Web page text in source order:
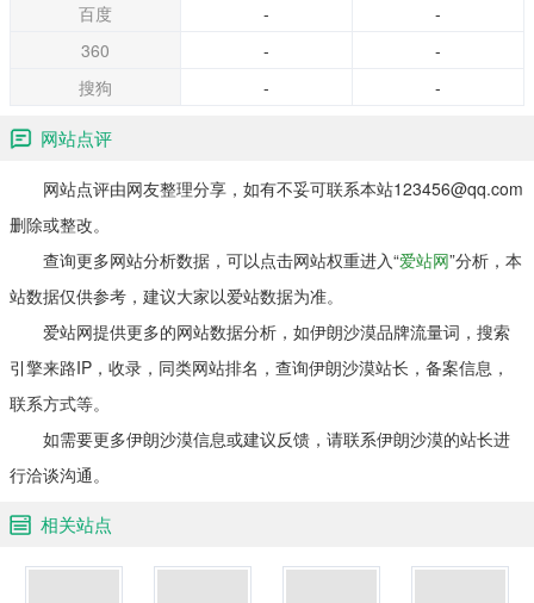
百度
-
-
360
-
-
搜狗
- -
网站点评
网站点评由网友整理分享，如有不妥可联系本站123456@qq.com
删除或整改。
查询更多网站分析数据，可以点击网站权重进入“爱站网”分析，本
站数据仅供参考，建议大家以爱站数据为准。
爱站网提供更多的网站数据分析，如伊朗沙漠品牌流量词，搜索
引擎来路IP，收录，同类网站排名，查询伊朗沙漠站长，备案信息，
联系方式等。
如需要更多伊朗沙漠信息或建议反馈，请联系伊朗沙漠的站长进
行洽谈沟通。
相关站点